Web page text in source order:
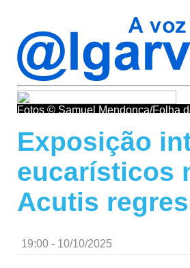
Fotos © Samuel Mendonça/Folha
Exposição
eucarísticos
Acutis
19:00 - 10/10/2025